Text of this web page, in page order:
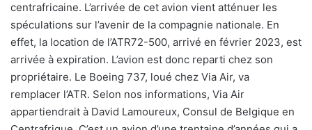
centrafricaine. L’arrivée de cet avion vient atténuer les
spéculations sur l’avenir de la compagnie nationale. En
effet, la location de l’ATR72-500, arrivé en février 2023, est
arrivée à expiration. L’avion est donc reparti chez son
propriétaire. Le Boeing 737, loué chez Via Air, va
remplacer l’ATR. Selon nos informations, Via Air
appartiendrait à David Lamoureux, Consul de Belgique en